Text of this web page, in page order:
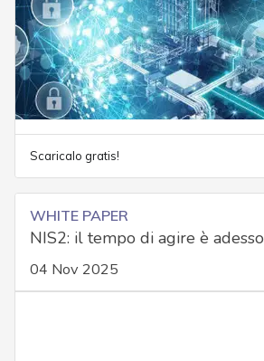
Scaricalo gratis!
WHITE PAPER
NIS2: il tempo di agire è adesso
04 Nov 2025